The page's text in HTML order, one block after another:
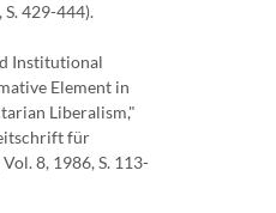
429-444).
Institutional
Element in
Liberalism,"
für
8, 1986, S. 113-